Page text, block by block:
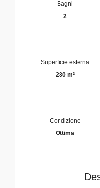
Bagni
2
Superficie esterna
280 m²
Condizione
Ottima